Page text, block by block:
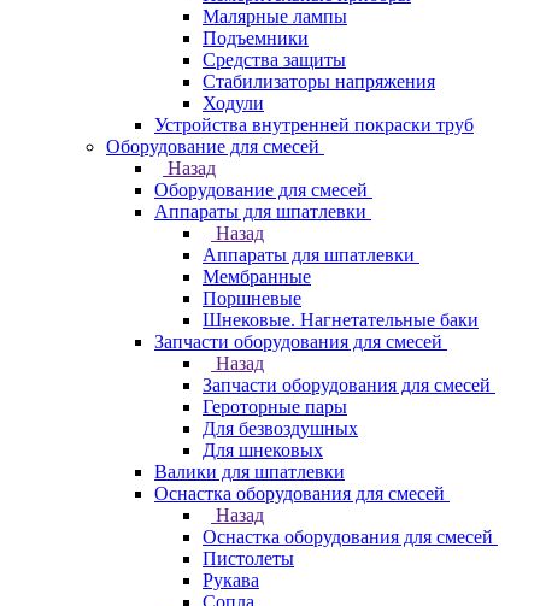
Малярные лампы
Подъемники
Средства защиты
Стабилизаторы напряжения
Ходули
Устройства внутренней покраски труб
Оборудование для смесей
Назад
Оборудование для смесей
Аппараты для шпатлевки
Назад
Аппараты для шпатлевки
Мембранные
Поршневые
Шнековые. Нагнетательные баки
Запчасти оборудования для смесей
Назад
Запчасти оборудования для смесей
Героторные пары
Для безвоздушных
Для шнековых
Валики для шпатлевки
Оснастка оборудования для смесей
Назад
Оснастка оборудования для смесей
Пистолеты
Рукава
Сопла